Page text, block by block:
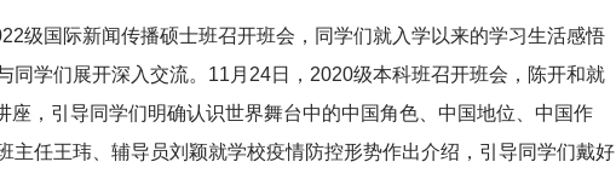
级国际新闻传播硕士班召开班会，同学们就入学以来的学习生活感悟
同学们展开深入交流。11月24日，2020级本科班召开班会，陈开和就
座，引导同学们明确认识世界舞台中的中国角色、中国地位、中国作
主任王玮、辅导员刘颖就学校疫情防控形势作出介绍，引导同学们戴好